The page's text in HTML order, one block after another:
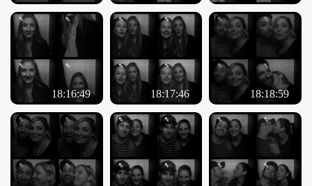
18:16:49 18:17:46 18:18:59